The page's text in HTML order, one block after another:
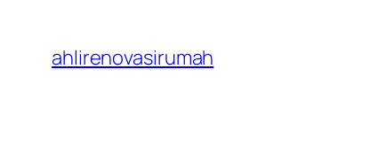
content
ahlirenovasirumah